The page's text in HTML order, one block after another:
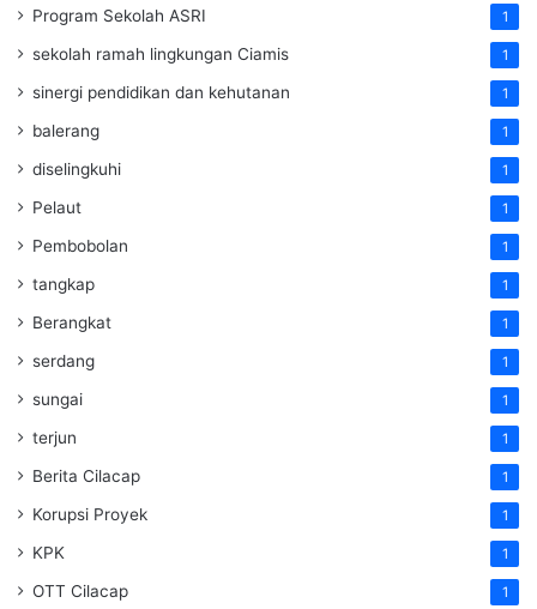
Program Sekolah ASRI 1
sekolah ramah lingkungan Ciamis 1
sinergi pendidikan dan kehutanan 1
balerang 1
diselingkuhi 1
Pelaut 1
Pembobolan 1
tangkap 1
Berangkat 1
serdang 1
sungai 1
terjun 1
Berita Cilacap 1
Korupsi Proyek 1
KPK 1
OTT Cilacap 1